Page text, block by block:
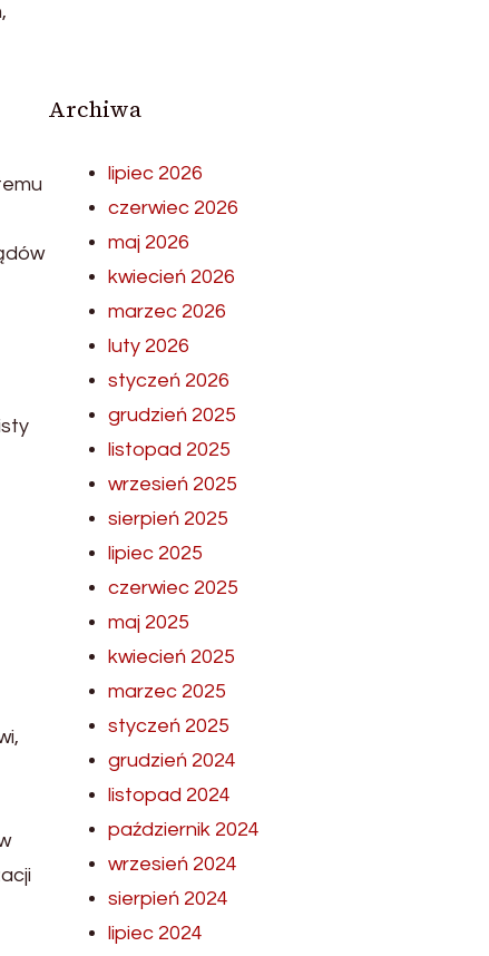
Archiwa
lipiec 2026
czerwiec 2026
maj 2026
kwiecień 2026
marzec 2026
luty 2026
styczeń 2026
grudzień 2025
listopad 2025
wrzesień 2025
sierpień 2025
lipiec 2025
czerwiec 2025
maj 2025
kwiecień 2025
marzec 2025
styczeń 2025
grudzień 2024
listopad 2024
październik 2024
wrzesień 2024
sierpień 2024
lipiec 2024